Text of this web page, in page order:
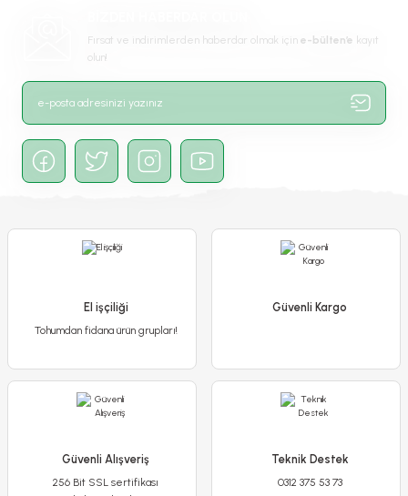
Gönder
Kekik Tohumu - Thymus
Detaylı İncele
Fırsat ve indirimlerden haberdar olmak için e-bülten’e kayıt
olun!
El işçiliği
Tohumdan fidana ürün grupları!
Güvenli Kargo
Güvenli Alışveriş
256 Bit SSL sertifikası
Teknik Destek
0312 375 53 73